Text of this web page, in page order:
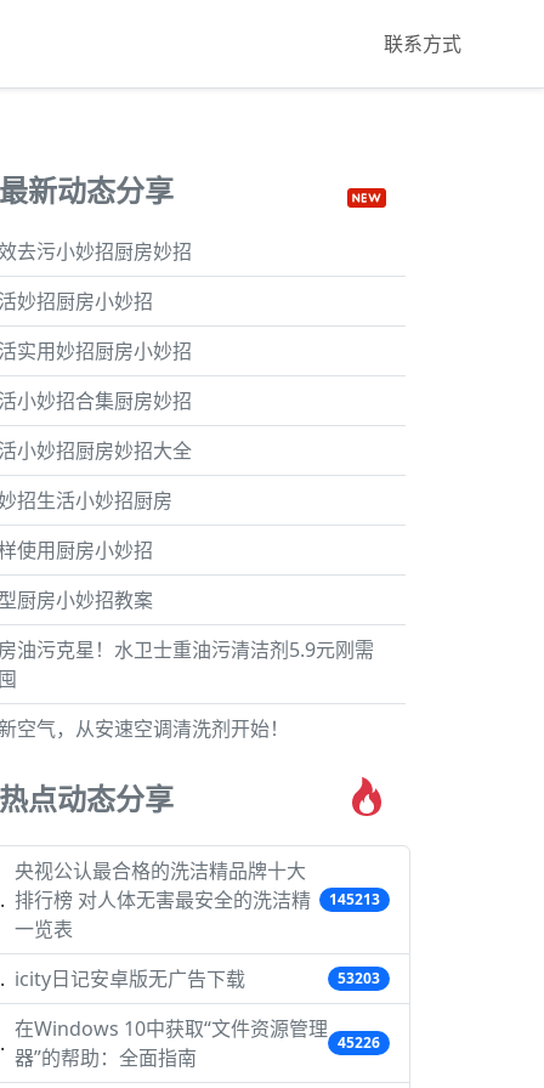
联系方式
最新动态分享
去污小妙招厨房妙招
妙招厨房小妙招
实用妙招厨房小妙招
小妙招合集厨房妙招
小妙招厨房妙招大全
招生活小妙招厨房
使用厨房小妙招
厨房小妙招教案
油污克星！水卫士重油污清洁剂5.9元刚需
空气，从安速空调清洗剂开始！
热点动态分享
央视公认最合格的洗洁精品牌十大
排行榜 对人体无害最安全的洗洁精
一览表
145213
icity日记安卓版无广告下载 53203
在Windows 10中获取“文件资源管理
器”的帮助：全面指南
45226